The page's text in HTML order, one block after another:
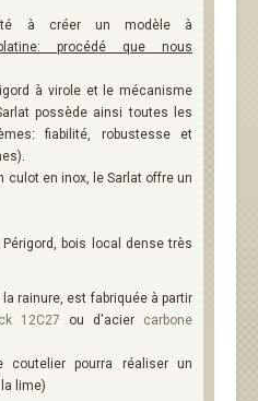
à créer un modèle à
procédé que nous
à virole et le mécanisme
possède ainsi toutes les
fiabilité, robustesse et
culot en inox, le Sarlat offre un
bois local dense très
rainure, est fabriquée à partir
12C27 ou d'acier carbone
pourra réaliser un
lime)